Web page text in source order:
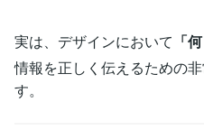
実は、デザインにおいて 「
情報を正しく伝えるための
す。